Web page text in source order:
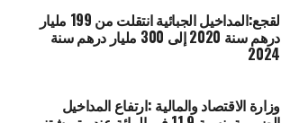
لقجع:المداخيل الجبائية انتقلت من 199 مليار
درهم سنة 2020 إلى 300 مليار درهم سنة
2024
وزارة الاقتصاد والمالية :ارتفاع المداخيل